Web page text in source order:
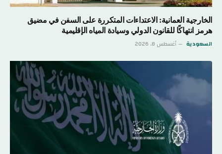
الخارجية العمانية: الاعتداءات المتكررة على السفن في مضيق
هرمز انتهاكًا للقانون الدولي وسيادة المياه الإقليمية
السعودية أغسطس 8, 2026